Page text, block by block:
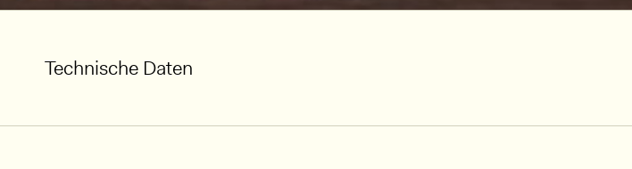
Technische Daten